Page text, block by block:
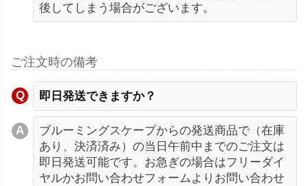
後してしまう場合がございます。
ご注文時の備考
即日発送できますか？
ブルーミングスケープからの発送商品で（在庫
あり、決済済み）の当日午前中までのご注文は
即日発送可能です。お急ぎの場合はフリーダイ
ヤルかお問い合わせフォームよりお問い合わせ